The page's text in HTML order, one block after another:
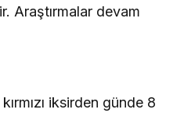
Araştırmalar devam
iksirden günde 8